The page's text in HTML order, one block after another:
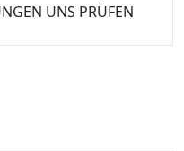
UNS PRÜFEN